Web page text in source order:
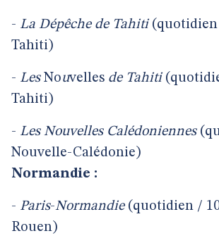
- La Dépêche de Tahiti(quotidien
Tahiti)
- LesNouvelles de Tahiti
Tahiti)
- Les Nouvelles Calédoniennes
Nouvelle-Calédonie)
Normandie :
- Paris-Normandie(quotidien /
Rouen)